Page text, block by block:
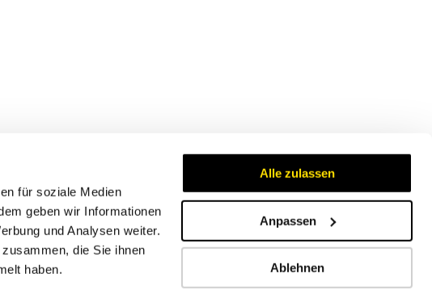
für soziale Medien
geben wir Informationen
und Analysen weiter.
die Sie ihnen
haben.
Alle zulassen
Anpassen
Ablehnen
Zertifikate